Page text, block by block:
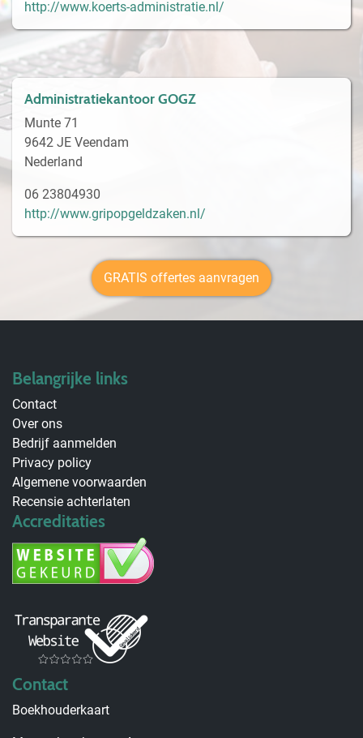
http://www.koerts-administratie.nl/
Administratiekantoor GOGZ
Munte 71
9642 JE Veendam
Nederland
06 23804930
http://www.gripopgeldzaken.nl/
GRATIS offertes aanvragen
Belangrijke links
Contact
Over ons
Bedrijf aanmelden
Privacy policy
Algemene voorwaarden
Recensie achterlaten
Accreditaties
Contact
Boekhouderkaart